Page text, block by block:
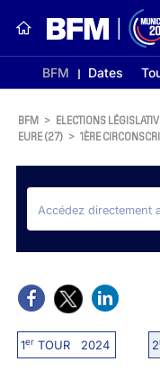
BFM Dates
BFM > ELECTIONS
EURE (27) > 1ÈRE
1erTOUR 2024 2